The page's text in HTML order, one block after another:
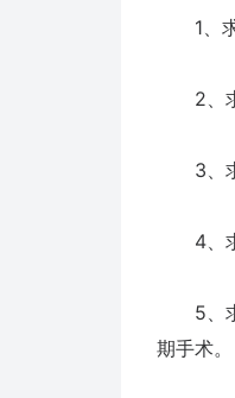
1、求
2、求
3、求
4、求
5、求
期手术。